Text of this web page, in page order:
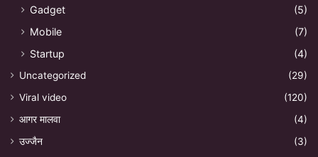
Gadget
(5)
Mobile
(7)
Startup
(4)
Uncategorized
(29)
Viral video
(120)
आगर मालवा
(4)
उज्जैन
(3)